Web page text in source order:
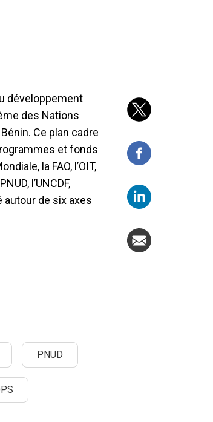
développement
des Nations
Ce plan cadre
et fonds
la FAO, l’OIT,
l’UNCDF,
autour de six axes
PNUD